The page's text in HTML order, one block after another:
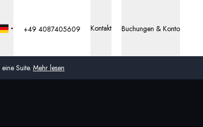
Suite. Mehr lesen
+49 4087405609 Kontakt Buchungen & Konto